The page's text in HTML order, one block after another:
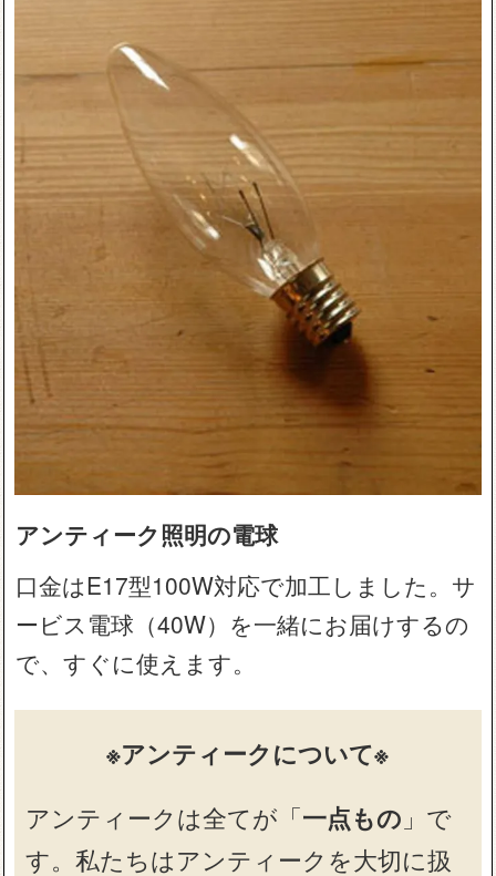
アンティーク照明の電球
口金はE17型100W対応で加工しました。サ
ービス電球（40W）を一緒にお届けするの
で、すぐに使えます。
※アンティークについて※
アンティークは全てが「一点もの 」で
す。私たちはアンティークを大切に扱